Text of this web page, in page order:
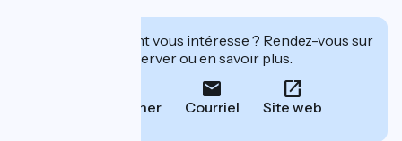
Cet établissement vous intéresse ? Rendez-vous sur
leur site pour réserver ou en savoir plus.
Téléphoner Courriel Site web